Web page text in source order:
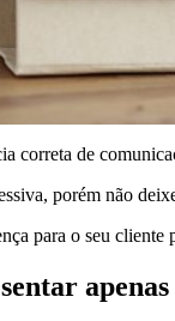
correta de
porém não
para o seu